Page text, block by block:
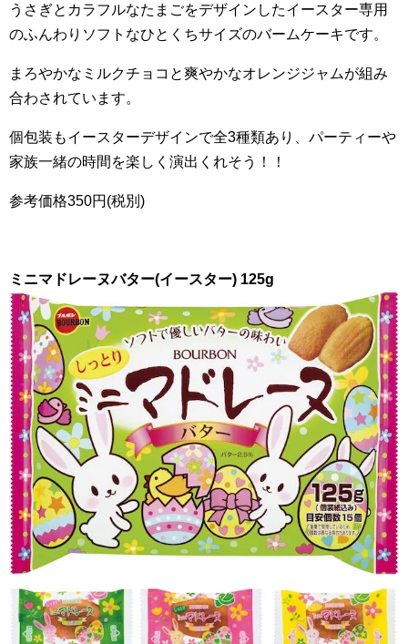
うさぎとカラフルなたまごをデザインしたイースター専用
のふんわりソフトなひとくちサイズのバームケーキです。
まろやかなミルクチョコと爽やかなオレンジジャムが組み
合わされています。
個包装もイースターデザインで全3種類あり、パーティーや
家族一緒の時間を楽しく演出くれそう！！
参考価格350円(税別)
ミニマドレーヌバター(イースター) 125g